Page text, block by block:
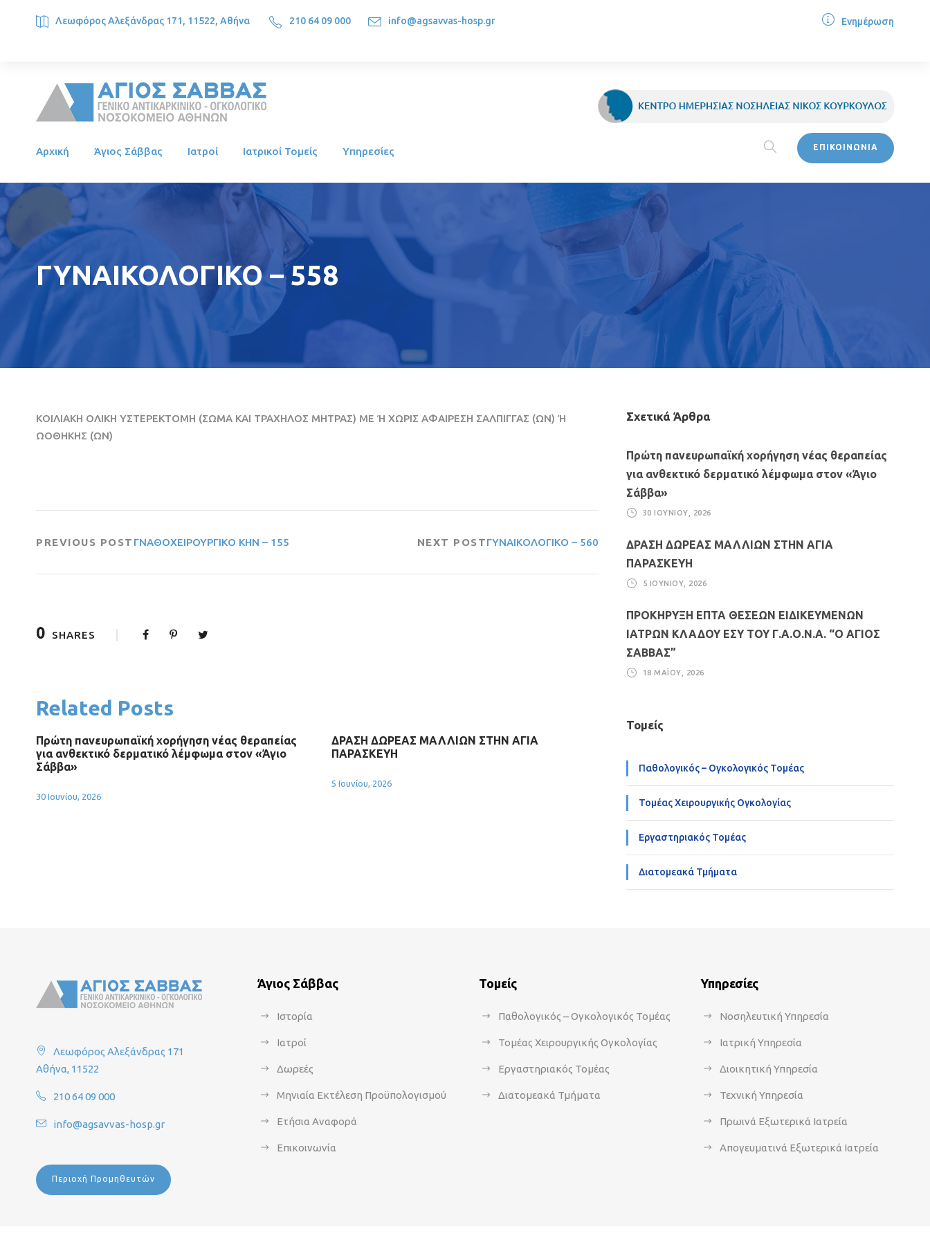
Λεωφόρος Αλεξάνδρας 171, 11522, Αθήνα 210 64 09 000 info@agsavvas-hosp.gr Ενημέρωση
Αρχική Άγιος Σάββας Ιατροί Ιατρικοί Τομείς Υπηρεσίες ΕΠΙΚΟΙΝΩΝΙΑ
ΓΥΝΑΙΚΟΛΟΓΙΚΟ – 558
ΚΟΙΛΙΑΚΗ ΟΛΙΚΗ ΥΣΤΕΡΕΚΤΟΜΗ (ΣΩΜΑ ΚΑΙ ΤΡΑΧΗΛΟΣ ΜΗΤΡΑΣ) ΜΕ Ή ΧΩΡΙΣ ΑΦΑΙΡΕΣΗ ΣΑΛΠΙΓΓΑΣ (ΩΝ) Ή
ΩΟΘΗΚΗΣ (ΩΝ)
PREVIOUS POST ΓΝΑΘΟΧΕΙΡΟΥΡΓΙΚΟ ΚΗΝ – 155 NEXT POSTΓΥΝΑΙΚΟΛΟΓΙΚΟ – 560
0 SHARES
Related Posts
Πρώτη πανευρωπαϊκή χορήγηση νέας θεραπείας
για ανθεκτικό δερματικό λέμφωμα στον «Άγιο
Σάββα»
30 Ιουνίου, 2026
ΔΡΑΣΗ ΔΩΡΕΑΣ ΜΑΛΛΙΩΝ ΣΤΗΝ ΑΓΙΑ
ΠΑΡΑΣΚΕΥΗ
5 Ιουνίου, 2026
Σχετικά Άρθρα
Πρώτη πανευρωπαϊκή χορήγηση νέας θεραπείας
για ανθεκτικό δερματικό λέμφωμα στον «Άγιο
Σάββα»
30 ΙΟΥΝΊΟΥ, 2026
ΔΡΑΣΗ ΔΩΡΕΑΣ ΜΑΛΛΙΩΝ ΣΤΗΝ ΑΓΙΑ
ΠΑΡΑΣΚΕΥΗ
5 ΙΟΥΝΊΟΥ, 2026
ΠΡΟΚΗΡΥΞΗ ΕΠΤΑ ΘΕΣΕΩΝ ΕΙΔΙΚΕΥΜΕΝΩΝ
ΙΑΤΡΩΝ ΚΛΑΔΟΥ ΕΣΥ ΤΟΥ Γ.Α.Ο.Ν.Α. “Ο ΑΓΙΟΣ
ΣΑΒΒΑΣ”
18 ΜΑΪ́ΟΥ, 2026
Τομείς
Παθολογικός – Ογκολογικός Τομέας
Τομέας Χειρουργικής Ογκολογίας
Εργαστηριακός Τομέας
Διατομεακά Τμήματα
Λεωφόρος Αλεξάνδρας 171
Αθήνα, 11522
210 64 09 000
info@agsavvas-hosp.gr
Περιοχή Προμηθευτών
Άγιος Σάββας
Ιστορία
Ιατροί
Δωρεές
Μηνιαία Εκτέλεση Προϋπολογισμού
Ετήσια Αναφορά
Επικοινωνία
Τομείς
Παθολογικός – Ογκολογικός Τομέας
Τομέας Χειρουργικής Ογκολογίας
Εργαστηριακός Τομέας
Διατομεακά Τμήματα
Υπηρεσίες
Νοσηλευτική Υπηρεσία
Ιατρική Υπηρεσία
Διοικητική Υπηρεσία
Τεχνική Υπηρεσία
Πρωινά Εξωτερικά Ιατρεία
Απογευματινά Εξωτερικά Ιατρεία